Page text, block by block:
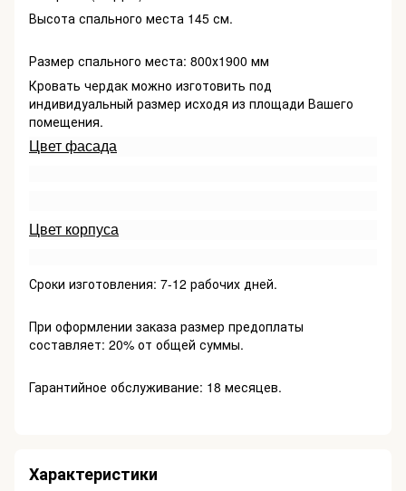
Высота спального места 145 см.
Размер спального места: 800х1900 мм
Кровать чердак можно изготовить под
индивидуальный размер исходя из площади Вашего
помещения.
Цвет фасада
Цвет корпуса
Сроки изготовления: 7-12 рабочих дней.
При оформлении заказа размер предоплаты
составляет: 20% от общей суммы.
Гарантийное обслуживание: 18 месяцев.
Характеристики